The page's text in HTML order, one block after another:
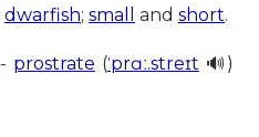
dwarfish; small and short.
- prostrate (ˈprɑː.streɪt 🔊)